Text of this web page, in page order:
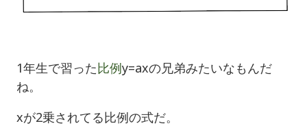
1年生で習った比例y=axの兄弟みたいなもんだ
ね。
xが2乗されてる比例の式だ。